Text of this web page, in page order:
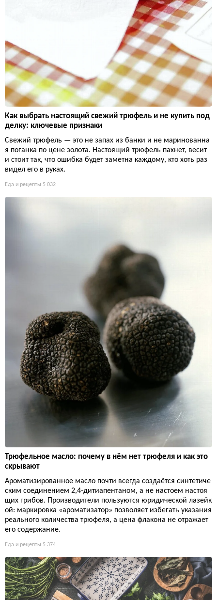
Как выбрать настоящий свежий трюфель и не купить под
делку: ключевые признаки
Свежий трюфель — это не запах из банки и не маринованна
я поганка по цене золота. Настоящий трюфель пахнет, весит
и стоит так, что ошибка будет заметна каждому, кто хоть раз
видел его в руках.
Еда и рецепты 5 032
Трюфельное масло: почему в нём нет трюфеля и как это
скрывают
Ароматизированное масло почти всегда создаётся синтетиче
ским соединением 2,4-дитиапентаном, а не настоем настоя
щих грибов. Производители пользуются юридической лазейк
ой: маркировка «ароматизатор» позволяет избегать указания
реального количества трюфеля, а цена флакона не отражает
его содержание.
Еда и рецепты 5 374